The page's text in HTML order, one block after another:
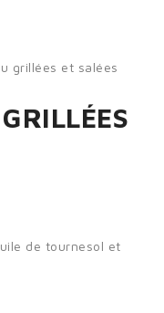
grillées et salées
de tournesol et